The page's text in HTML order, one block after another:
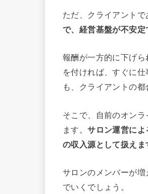
ただ、クライアント
で、経営基盤が不安定
報酬が一方的に下げ
を付ければ、すぐに
も、クライアントの
そこで、自前のオン
ます。サロン運営に
の収入源として扱えま
サロンのメンバーが
でいくでしょう。